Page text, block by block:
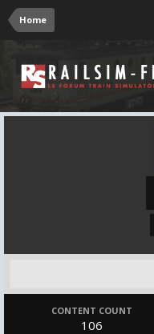
Home
CONTENT COUNT
106